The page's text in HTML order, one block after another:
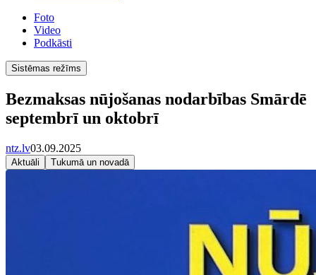
Foto
Video
Podkāsti
Sistēmas režīms
Bezmaksas nūjošanas nodarbības Smārdē
septembrī un oktobrī
ntz.lv03.09.2025
Aktuāli Tukumā un novadā